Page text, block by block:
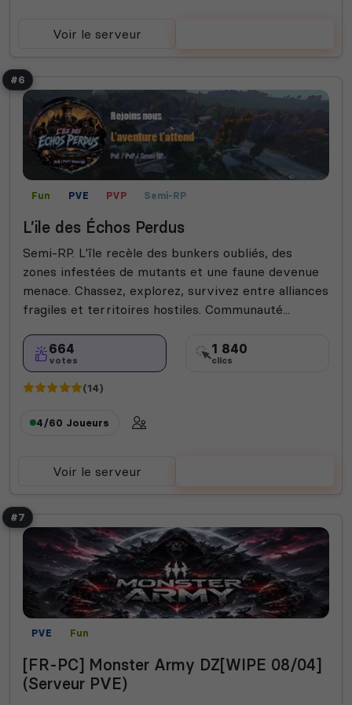
Voir le serveur
#6
Fun PVE PVP Semi-RP
L’ile des Échos Perdus
Semi-RP. L'île recèle des bunkers oubliés, des
zones infestées de mutants et une faune devenue
menace. Chassez, explorez, survivez entre alliances
fragiles et territoires hostiles. Communauté...
664
votes
1 840
clics
(14)
4/60 Joueurs
Voir le serveur
#7
PVE Fun
[FR-PC] Monster Army DZ[WIPE 08/04]
(Serveur PVE)